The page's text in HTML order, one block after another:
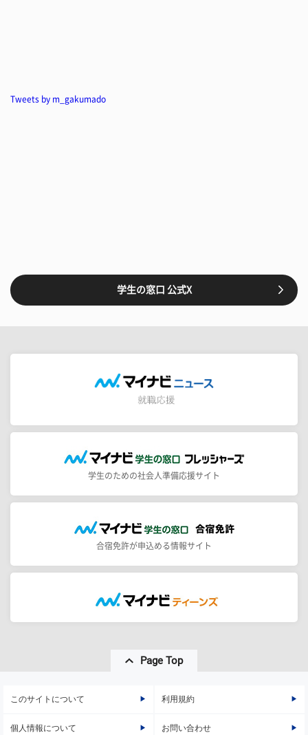
Tweets by m_gakumado
学生の窓口 公式X
学生のための社会人準備応援サイト
合宿免許が申込める情報サイト
Page Top
このサイトについて 利用規約
個人情報について お問い合わせ